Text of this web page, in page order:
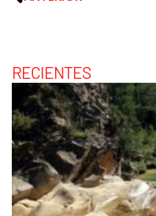
RECIENTES